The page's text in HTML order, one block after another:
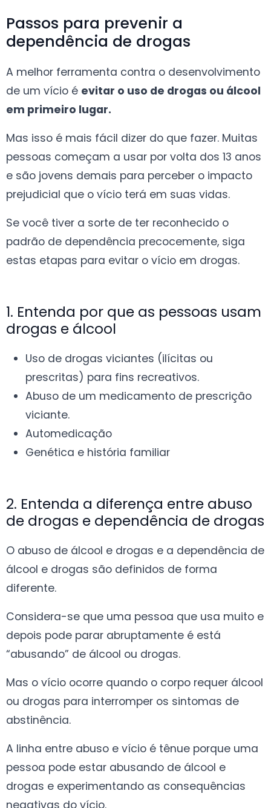
Passos para prevenir a
dependência de drogas
A melhor ferramenta contra o desenvolvimento
de um vício é evitar o uso de drogas ou álcool
em primeiro lugar.
Mas isso é mais fácil dizer do que fazer. Muitas
pessoas começam a usar por volta dos 13 anos
e são jovens demais para perceber o impacto
prejudicial que o vício terá em suas vidas.
Se você tiver a sorte de ter reconhecido o
padrão de dependência precocemente, siga
estas etapas para evitar o vício em drogas.
1. Entenda por que as pessoas usam
drogas e álcool
Uso de drogas viciantes (ilícitas ou
prescritas) para fins recreativos.
Abuso de um medicamento de prescrição
viciante.
Automedicação
Genética e história familiar
2. Entenda a diferença entre abuso
de drogas e dependência de drogas
O abuso de álcool e drogas e a dependência de
álcool e drogas são definidos de forma
diferente.
Considera-se que uma pessoa que usa muito e
depois pode parar abruptamente é está
“abusando” de álcool ou drogas.
Mas o vício ocorre quando o corpo requer álcool
ou drogas para interromper os sintomas de
abstinência.
A linha entre abuso e vício é tênue porque uma
pessoa pode estar abusando de álcool e
drogas e experimentando as consequências
negativas do vício.